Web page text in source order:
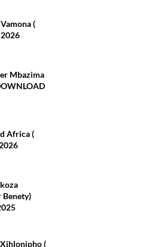
(
Mbazima
Africa (
Benety)
(